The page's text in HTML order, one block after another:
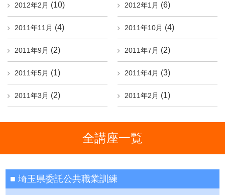
2012年2月 (10) 2012年1月 (6)
2011年11月 (4) 2011年10月 (4)
2011年9月 (2) 2011年7月 (2)
2011年5月 (1) 2011年4月 (3)
2011年3月 (2) 2011年2月 (1)
全講座一覧
埼玉県委託公共職業訓練